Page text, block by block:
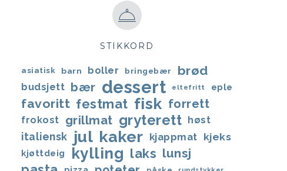
STIKKORD
asiatisk barn boller bringebær brød
budsjett bær dessert eltefritt eple
favoritt festmat fisk forrett
frokost grillmat gryterett høst
italiensk jul kaker kjappmat kjeks
kjøttdeig kylling laks lunsj